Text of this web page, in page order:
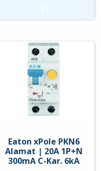
16A
C-
Kar.
6kA
hoeveelheid
Eaton xPole PKN6
Alamat | 20A 1P+N
300mA C-Kar. 6kA